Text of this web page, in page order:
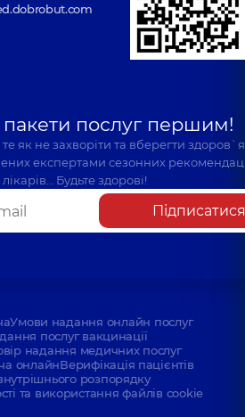
послуг першим!
як не захворіти та вберегти
експертами сезонних
Будьте здорові!
Підписатися
Умови надання онлайн послуг
послуг вакцинації
надання медичних послуг
онлайнВерифікація пацієнтів
розпорядку
та використання файлів cookie